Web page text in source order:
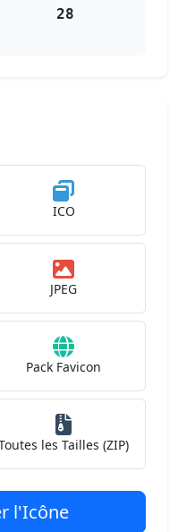
28
ICO
JPEG
Pack Favicon
les Tailles (ZIP)
l'Icône